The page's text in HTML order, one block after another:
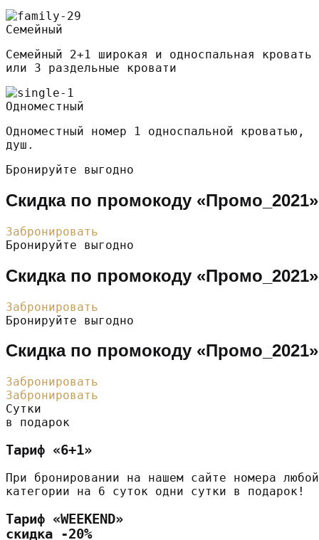
Семейный
Семейный 2+1 широкая и односпальная кровать
или 3 раздельные кровати
Одноместный
Одноместный номер 1 односпальной кроватью,
душ.
Бронируйте выгодно
Скидка по промокоду «Промо_2021»
Забронировать
Бронируйте выгодно
Скидка по промокоду «Промо_2021»
Забронировать
Бронируйте выгодно
Скидка по промокоду «Промо_2021»
Забронировать
Забронировать
Сутки
в подарок
Тариф «6+1»
При бронировании на нашем сайте номера любой
категории на 6 суток одни сутки в подарок!
Тариф «WEEKEND»
скидка -20%